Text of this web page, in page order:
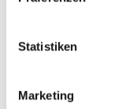
Erfahren Sie in
darüber, wer wir sind,
und wie wir
Statistiken
Marketing
abzureißen: Ein
Code für wachsende